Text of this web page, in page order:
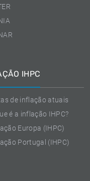
IHPC
de inflação atuais
é a inflação IHPC?
Europa (IHPC)
Portugal (IHPC)